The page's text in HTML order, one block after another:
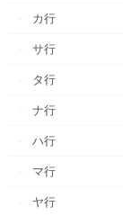
カ行
サ行
タ行
ナ行
ハ行
マ行
ヤ行